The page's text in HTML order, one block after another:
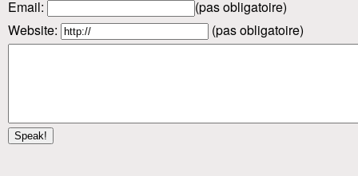
Email:
(pas obligatoire)
Website:
(pas obligatoire)